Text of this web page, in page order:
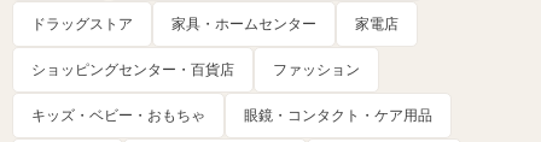
ドラッグストア 家具・ホームセンター 家電店
ショッピングセンター・百貨店 ファッション
キッズ・ベビー・おもちゃ 眼鏡・コンタクト・ケア用品